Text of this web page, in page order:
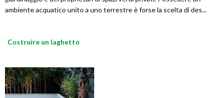
ambiente acquatico unito a uno terrestre è forse la scelta di des...
Costruire un laghetto